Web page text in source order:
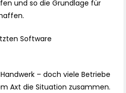
und so die Grundlage für
Software
– doch viele Betriebe
Axt die Situation zusammen.